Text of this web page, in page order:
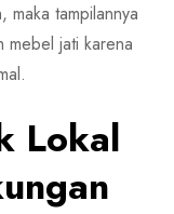
tampilannya
mebel jati karena
Lokal